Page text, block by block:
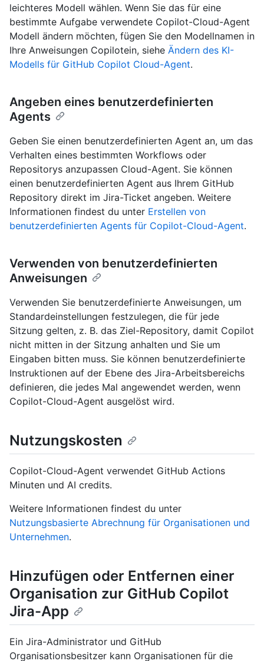
leichteres Modell wählen. Wenn Sie das für eine
bestimmte Aufgabe verwendete Copilot-Cloud-Agent
Modell ändern möchten, fügen Sie den Modellnamen in
Ihre Anweisungen Copilotein, siehe Ändern des KI-
Modells für GitHub Copilot Cloud-Agent.
Angeben eines benutzerdefinierten
Agents
Geben Sie einen benutzerdefinierten Agent an, um das
Verhalten eines bestimmten Workflows oder
Repositorys anzupassen Cloud-Agent. Sie können
einen benutzerdefinierten Agent aus Ihrem GitHub
Repository direkt im Jira-Ticket angeben. Weitere
Informationen findest du unter Erstellen von
benutzerdefinierten Agents für Copilot-Cloud-Agent.
Verwenden von benutzerdefinierten
Anweisungen
Verwenden Sie benutzerdefinierte Anweisungen, um
Standardeinstellungen festzulegen, die für jede
Sitzung gelten, z. B. das Ziel-Repository, damit Copilot
nicht mitten in der Sitzung anhalten und Sie um
Eingaben bitten muss. Sie können benutzerdefinierte
Instruktionen auf der Ebene des Jira-Arbeitsbereichs
definieren, die jedes Mal angewendet werden, wenn
Copilot-Cloud-Agent ausgelöst wird.
Nutzungskosten
Copilot-Cloud-Agent verwendet GitHub Actions
Minuten und AI credits.
Weitere Informationen findest du unter
Nutzungsbasierte Abrechnung für Organisationen und
Unternehmen.
Hinzufügen oder Entfernen einer
Organisation zur GitHub Copilot
Jira-App
Ein Jira-Administrator und GitHub
Organisationsbesitzer kann Organisationen für die